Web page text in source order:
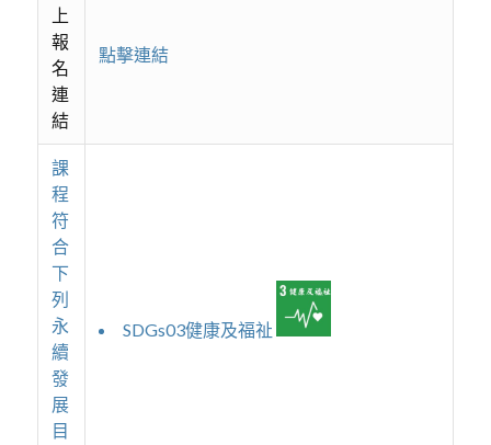
上
報
名
連
結
點擊連結
課
程
符
合
下
列
永
續
發
展
目
SDGs03健康及福祉